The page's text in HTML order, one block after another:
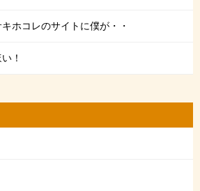
ホコレのサイトに僕が・・
！